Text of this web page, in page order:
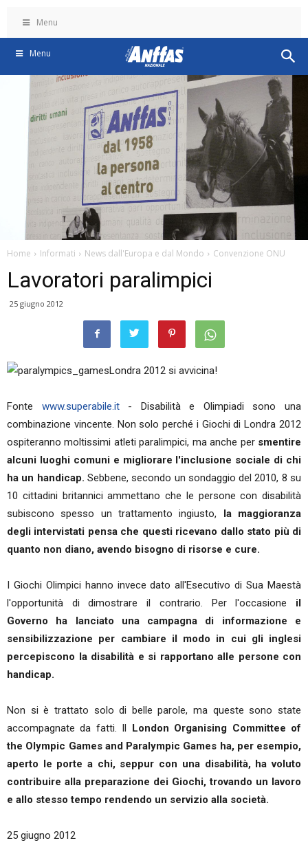
Menu
Menu
Home Informati News dall'Europa e dal Mondo Convenzione ONU
Lavoratori paralimpici
25 giugno 2012
Londra 2012 si avvicina!
Fonte www.superabile.it- Disabilità e Olimpiadi sono una
combinazione vincente. Non solo perché i Giochi di Londra 2012
ospiteranno moltissimi atleti paralimpici, ma anche per smentire
alcuni luoghi comuni e migliorare l'inclusione sociale di chi
ha un handicap. Sebbene, secondo un sondaggio del 2010, 8 su
10 cittadini britannici ammettano che le persone con disabilità
subiscono spesso un trattamento ingiusto, la maggioranza
degli intervistati pensa che questi ricevano dallo stato più di
quanto non diano, avendo bisogno di risorse e cure.
I Giochi Olimpici hanno invece dato all'Esecutivo di Sua Maestà
l'opportunità di dimostrare il contrario. Per l'occasione il
Governo ha lanciato una campagna di informazione e
sensibilizzazione per cambiare il modo in cui gli inglesi
percepiscono la disabilità e si rapportano alle persone con
handicap.
Non si è trattato solo di belle parole, ma queste sono state
accompagnate da fatti. Il London Organising Committee of
the Olympic Games and Paralympic Games ha, per esempio,
aperto le porte a chi, seppur con una disabilità, ha voluto
contribuire alla preparazione dei Giochi, trovando un lavoro
e allo stesso tempo rendendo un servizio alla società.
25 giugno 2012